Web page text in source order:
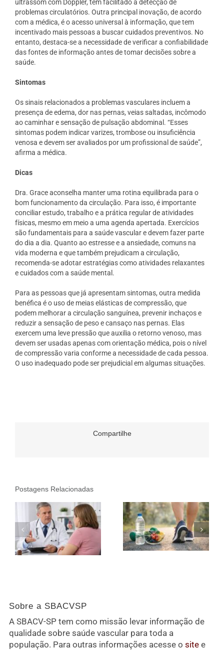
ultrassom com Doppler, têm facilitado a detecção de
problemas circulatórios. Outra principal inovação, de acordo
com a médica, é o acesso universal à informação, que tem
incentivado mais pessoas a buscar cuidados preventivos. No
entanto, destaca-se a necessidade de verificar a confiabilidade
das fontes de informação antes de tomar decisões sobre a
saúde.
Sintomas
Os sinais relacionados a problemas vasculares incluem a
presença de edema, dor nas pernas, veias saltadas, incômodo
ao caminhar e sensação de pulsação abdominal. “Esses
sintomas podem indicar varizes, trombose ou insuficiência
venosa e devem ser avaliados por um profissional de saúde”,
afirma a médica.
Dicas
Dra. Grace aconselha manter uma rotina equilibrada para o
bom funcionamento da circulação. Para isso, é importante
conciliar estudo, trabalho e a prática regular de atividades
físicas, mesmo em meio a uma agenda apertada. Exercícios
são fundamentais para a saúde vascular e devem fazer parte
do dia a dia. Quanto ao estresse e a ansiedade, comuns na
vida moderna e que também prejudicam a circulação,
recomenda-se adotar estratégias como atividades relaxantes
e cuidados com a saúde mental.
Para as pessoas que já apresentam sintomas, outra medida
benéfica é o uso de meias elásticas de compressão, que
podem melhorar a circulação sanguínea, prevenir inchaços e
reduzir a sensação de peso e cansaço nas pernas. Elas
exercem uma leve pressão que auxilia o retorno venoso, mas
devem ser usadas apenas com orientação médica, pois o nível
de compressão varia conforme a necessidade de cada pessoa.
O uso inadequado pode ser prejudicial em algumas situações.
Compartilhe
Postagens Relacionadas
Sobre a SBACVSP
A SBACV-SP tem como missão levar informação de
qualidade sobre saúde vascular para toda a
população. Para outras informações acesse o sitee